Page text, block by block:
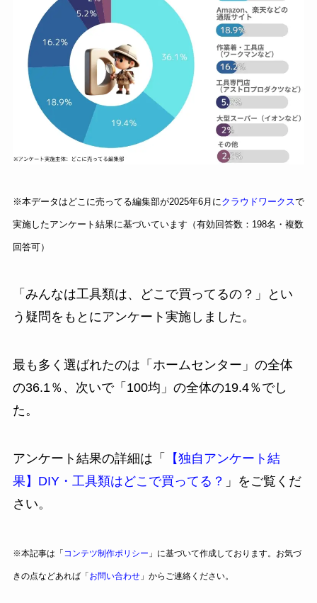
※本データはどこに売ってる編集部が2025年6月にクラウドワークスで
実施したアンケート結果に基づいています（有効回答数：198名・複数
回答可）
「みんなは工具類は、どこで買ってるの？」とい
う疑問をもとにアンケート実施しました。
最も多く選ばれたのは「ホームセンター」の全体
の36.1％、次いで「100均」の全体の19.4％でし
た。
アンケート結果の詳細は「
【独自アンケート結
果】DIY・工具類はどこで買ってる？ 」をご覧くだ
さい。
※本記事は「 コンテツ制作ポリシー 」に基づいて作成しております。お気づ
きの点などあれば「お問い合わせ」からご連絡ください。